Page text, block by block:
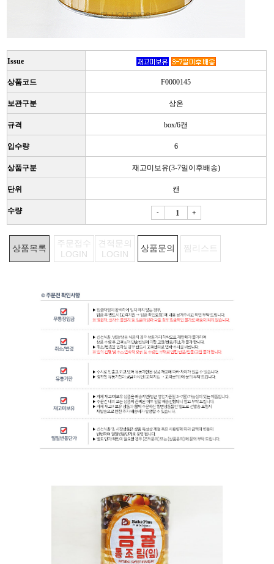
Issue
상품코드 F0000145
보관구분 상온
규격 box/6캔
입수량 6
상품구분 재고미보유(3-7일이후배송)
단위 캔
수량 - +
상품목록
주문접수
LOGIN
견적문의
LOGIN
상품문의 찜리스트